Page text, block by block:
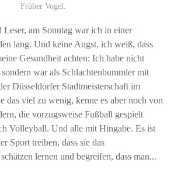
Früher Vogel .
Leser, am Sonntag war ich in einer
lang. Und keine Angst, ich weiß, dass
Gesundheit achten: Ich habe nicht
war als Schlachtenbummler mit
Düsseldorfer Stadtmeisterschaft im
das viel zu wenig, kenne es aber noch von
die vorzugsweise Fußball gespielt
Volleyball. Und alle mit Hingabe. Es ist
Sport treiben, dass sie das
lernen und begreifen, dass man...